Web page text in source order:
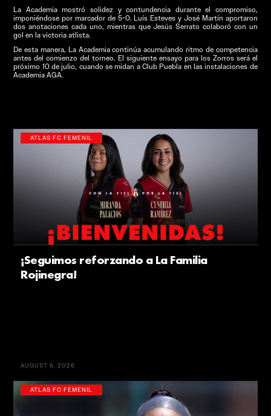
La Academia mostró solidez y contundencia durante el compromiso,
imponiéndose por marcador de 5-0. Luís Esteves y José Martín aportaron
dos anotaciones cada uno, mientras que Jesús Serrato colaboró con un
gol en la victoria atlista.
De esta manera, La Academia continúa acumulando ritmo de competencia
antes del comienzo del torneo. El siguiente ensayo para los Zorros será el
próximo 10 de julio, cuando se midan a Club Puebla en las instalaciones de
Academia AGA.
ATLAS FC FEMENIL
¡Seguimos reforzando a La Familia
Rojinegra!
AUGUST 6, 2026
ATLAS FC FEMENIL